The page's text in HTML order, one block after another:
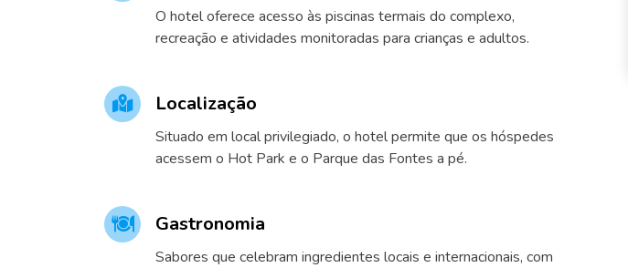
O hotel oferece acesso às piscinas termais do complexo,
recreação e atividades monitoradas para crianças e adultos.
Localização
Situado em local privilegiado, o hotel permite que os hóspedes
acessem o Hot Park e o Parque das Fontes a pé.
Gastronomia
Sabores que celebram ingredientes locais e internacionais, com